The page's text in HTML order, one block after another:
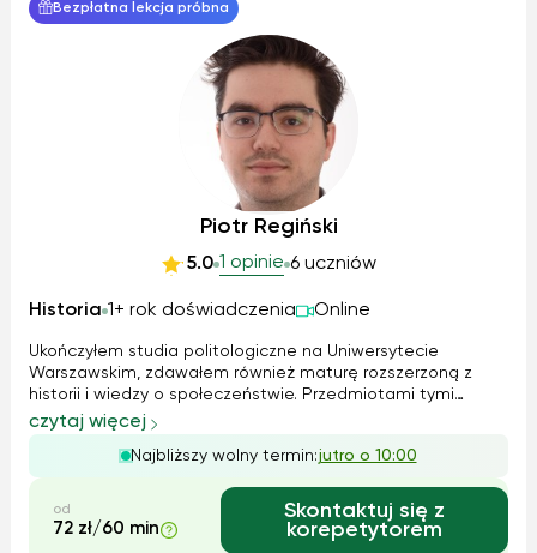
Bezpłatna lekcja próbna
Piotr Regiński
5.0 1 opinie 6 uczniów
Historia 1+ rok doświadczenia Online
Ukończyłem studia politologiczne na Uniwersytecie
Warszawskim, zdawałem również maturę rozszerzoną z
historii i wiedzy o społeczeństwie. Przedmiotami tymi
interesowałem się również hobbistycznie. Jestem w stanie
nie tylko przekazać wiedzę, pomóc zrozumieć czy
powtórzyć dane zagadnienie, ale również ...
czytaj więcej
Najbliższy wolny termin:jutro o 10:00
od
72 zł/60 min
Skontaktuj się z
korepetytorem